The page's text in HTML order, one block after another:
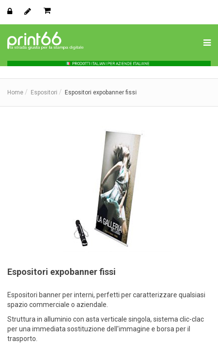
Home Espositori Espositori expobanner fissi
Espositori expobanner fissi
Espositori banner per interni, perfetti per caratterizzare qualsiasi
spazio commerciale o aziendale.
Struttura in alluminio con asta verticale singola, sistema clic-clac
per una immediata sostituzione dell'immagine e borsa per il
trasporto.